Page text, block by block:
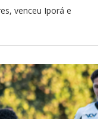
venceu Iporá e